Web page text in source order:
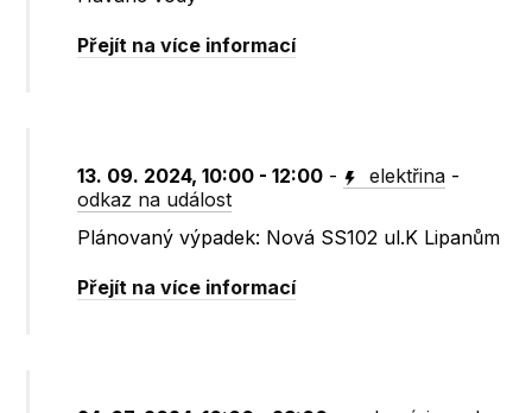
Přejít na více informací
13. 09. 2024, 10:00 - 12:00 - elektřina -
odkaz na událost
Plánovaný výpadek: Nová SS102 ul.K Lipanům
Přejít na více informací